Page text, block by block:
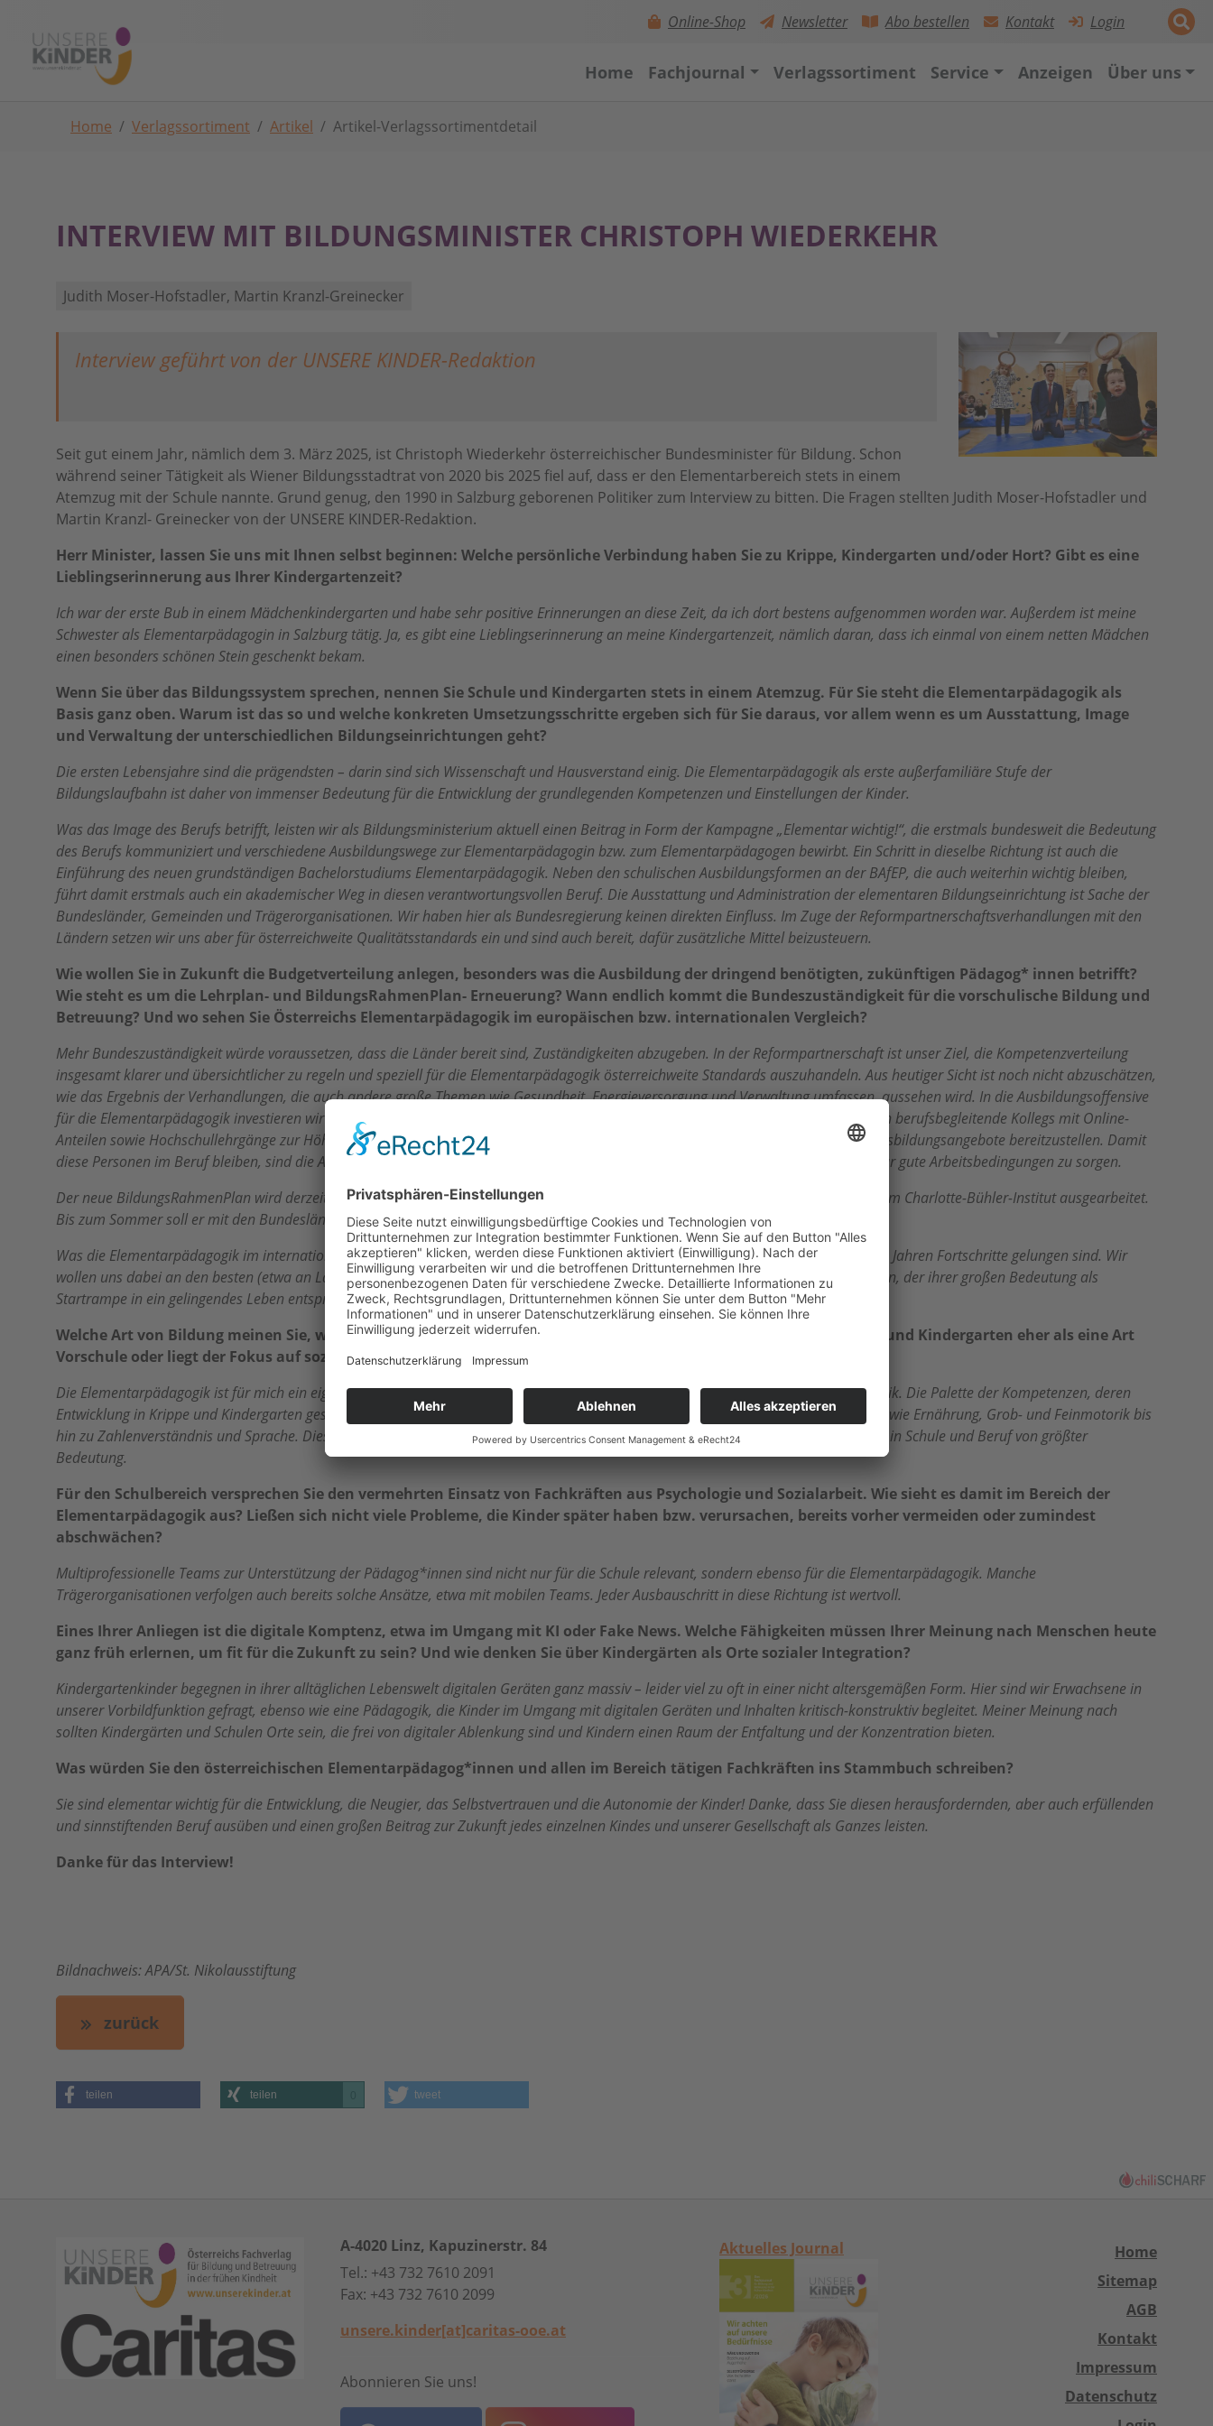
Skip to main navigation
Zum Hauptinhalt springen
Skip to page footer
Online-Shop Newsletter Abo bestellen Kontakt Login
Home Fachjournal Verlagssortiment Service Anzeigen Über uns
Home Verlagssortiment Artikel Artikel-Verlagssortimentdetail
INTERVIEW MIT BILDUNGSMINISTER CHRISTOPH WIEDERKEHR
Judith Moser-Hofstadler, Martin Kranzl-Greinecker
Interview geführt von der UNSERE KINDER-Redaktion
Seit gut einem Jahr, nämlich dem 3. März 2025, ist Christoph Wiederkehr österreichischer Bundesminister für Bildung. Schon
während seiner Tätigkeit als Wiener Bildungsstadtrat von 2020 bis 2025 fiel auf, dass er den Elementarbereich stets in einem
Atemzug mit der Schule nannte. Grund genug, den 1990 in Salzburg geborenen Politiker zum Interview zu bitten. Die Fragen stellten Judith Moser-Hofstadler und
Martin Kranzl- Greinecker von der UNSERE KINDER-Redaktion.
Herr Minister, lassen Sie uns mit Ihnen selbst beginnen: Welche persönliche Verbindung haben Sie zu Krippe, Kindergarten und/oder Hort? Gibt es eine
Lieblingserinnerung aus Ihrer Kindergartenzeit?
Ich war der erste Bub in einem Mädchenkindergarten und habe sehr positive Erinnerungen an diese Zeit, da ich dort bestens aufgenommen worden war. Außerdem ist meine
Schwester als Elementarpädagogin in Salzburg tätig. Ja, es gibt eine Lieblingserinnerung an meine Kindergartenzeit, nämlich daran, dass ich einmal von einem netten Mädchen
einen besonders schönen Stein geschenkt bekam.
Wenn Sie über das Bildungssystem sprechen, nennen Sie Schule und Kindergarten stets in einem Atemzug. Für Sie steht die Elementarpädagogik als
Basis ganz oben. Warum ist das so und welche konkreten Umsetzungsschritte ergeben sich für Sie daraus, vor allem wenn es um Ausstattung, Image
und Verwaltung der unterschiedlichen Bildungseinrichtungen geht?
Die ersten Lebensjahre sind die prägendsten – darin sind sich Wissenschaft und Hausverstand einig. Die Elementarpädagogik als erste außerfamiliäre Stufe der
Bildungslaufbahn ist daher von immenser Bedeutung für die Entwicklung der grundlegenden Kompetenzen und Einstellungen der Kinder.
Was das Image des Berufs betrifft, leisten wir als Bildungsministerium aktuell einen Beitrag in Form der Kampagne „Elementar wichtig!“, die erstmals bundesweit die Bedeutung
des Berufs kommuniziert und verschiedene Ausbildungswege zur Elementarpädagogin bzw. zum Elementarpädagogen bewirbt. Ein Schritt in dieselbe Richtung ist auch die
Einführung des neuen grundständigen Bachelorstudiums Elementarpädagogik. Neben den schulischen Ausbildungsformen an der BAfEP, die auch weiterhin wichtig bleiben,
führt damit erstmals auch ein akademischer Weg in diesen verantwortungsvollen Beruf. Die Ausstattung und Administration der elementaren Bildungseinrichtung ist Sache der
Bundesländer, Gemeinden und Trägerorganisationen. Wir haben hier als Bundesregierung keinen direkten Einfluss. Im Zuge der Reformpartnerschaftsverhandlungen mit den
Ländern setzen wir uns aber für österreichweite Qualitätsstandards ein und sind auch bereit, dafür zusätzliche Mittel beizusteuern.
Wie wollen Sie in Zukunft die Budgetverteilung anlegen, besonders was die Ausbildung der dringend benötigten, zukünftigen Pädagog* innen betrifft?
Wie steht es um die Lehrplan- und BildungsRahmenPlan- Erneuerung? Wann endlich kommt die Bundeszuständigkeit für die vorschulische Bildung und
Betreuung? Und wo sehen Sie Österreichs Elementarpädagogik im europäischen bzw. internationalen Vergleich?
Mehr Bundeszuständigkeit würde voraussetzen, dass die Länder bereit sind, Zuständigkeiten abzugeben. In der Reformpartnerschaft ist unser Ziel, die Kompetenzverteilung
insgesamt klarer und übersichtlicher zu regeln und speziell für die Elementarpädagogik österreichweite Standards auszuhandeln. Aus heutiger Sicht ist noch nicht abzuschätzen,
wie das Ergebnis der Verhandlungen, die auch andere große Themen wie Gesundheit, Energieversorgung und Verwaltung umfassen, aussehen wird. In die Ausbildungsoffensive
für die Elementarpädagogik investieren wir zehn Millionen Euro pro Jahr. Sie umfasst neben den Bachelorstudien unter anderem auch berufsbegleitende Kollegs mit Online-
Anteilen sowie Hochschullehrgänge zur Höherqualifikation von Assistenzkräften zu Fachkräften, um für alle Zielgruppen attraktive Ausbildungsangebote bereitzustellen. Damit
diese Personen im Beruf bleiben, sind die Arbeitgeber*innen – also Bundesländer, Gemeinden und Trägerorganisationen – gefragt, für gute Arbeitsbedingungen zu sorgen.
Der neue BildungsRahmenPlan wird derzeit, nach einer breit angelegten Umfrage und Dialogforen mit unterschiedlichen Gruppen, vom Charlotte-Bühler-Institut ausgearbeitet.
Bis zum Sommer soll er mit den Bundesländern abgestimmt und anschließend beschlossen werden.
Was die Elementarpädagogik im internationalen Vergleich betrifft, so hat Österreich noch großen Aufholbedarf, obwohl in den letzten Jahren Fortschritte gelungen sind. Wir
wollen uns dabei an den besten (etwa an Ländern in Nordeuropa) orientieren, um der elementaren Bildung jenen Stellenwert zu geben, der ihrer großen Bedeutung als
Startrampe in ein gelingendes Leben entspricht.
Welche Art von Bildung meinen Sie, wenn Sie elementarpädagogische Einrichtungen ansprechen? Sehen Sie Krippe und Kindergarten eher als eine Art
Vorschule oder liegt der Fokus auf sozialer und emotionaler Bildung?
Die Elementarpädagogik ist für mich ein eigenständiger Bildungsbereich mit eigener Identität, Berufshaltung und spezifischer Methodik. Die Palette der Kompetenzen, deren
Entwicklung in Krippe und Kindergarten gestärkt werden, ist äußerst vielfältig und reicht von sozial-emotionaler Bildung über Aspekte wie Ernährung, Grob- und Feinmotorik bis
hin zu Zahlenverständnis und Sprache. Dies alles ist für die Kinder in ihrer gegenwärtigen Lebenswelt als auch für ihren weiteren Weg in Schule und Beruf von größter
Bedeutung.
Für den Schulbereich versprechen Sie den vermehrten Einsatz von Fachkräften aus Psychologie und Sozialarbeit. Wie sieht es damit im Bereich der
Elementarpädagogik aus? Ließen sich nicht viele Probleme, die Kinder später haben bzw. verursachen, bereits vorher vermeiden oder zumindest
abschwächen?
Multiprofessionelle Teams zur Unterstützung der Pädagog*innen sind nicht nur für die Schule relevant, sondern ebenso für die Elementarpädagogik. Manche
Trägerorganisationen verfolgen auch bereits solche Ansätze, etwa mit mobilen Teams. Jeder Ausbauschritt in diese Richtung ist wertvoll.
Eines Ihrer Anliegen ist die digitale Komptenz, etwa im Umgang mit KI oder Fake News. Welche Fähigkeiten müssen Ihrer Meinung nach Menschen heute
ganz früh erlernen, um fit für die Zukunft zu sein? Und wie denken Sie über Kindergärten als Orte sozialer Integration?
Kindergartenkinder begegnen in ihrer alltäglichen Lebenswelt digitalen Geräten ganz massiv – leider viel zu oft in einer nicht altersgemäßen Form. Hier sind wir Erwachsene in
unserer Vorbildfunktion gefragt, ebenso wie eine Pädagogik, die Kinder im Umgang mit digitalen Geräten und Inhalten kritisch-konstruktiv begleitet. Meiner Meinung nach
sollten Kindergärten und Schulen Orte sein, die frei von digitaler Ablenkung sind und Kindern einen Raum der Entfaltung und der Konzentration bieten.
Was würden Sie den österreichischen Elementarpädagog*innen und allen im Bereich tätigen Fachkräften ins Stammbuch schreiben?
Sie sind elementar wichtig für die Entwicklung, die Neugier, das Selbstvertrauen und die Autonomie der Kinder! Danke, dass Sie diesen herausfordernden, aber auch erfüllenden
und sinnstiftenden Beruf ausüben und einen großen Beitrag zur Zukunft jedes einzelnen Kindes und unserer Gesellschaft als Ganzes leisten.
Danke für das Interview!
Bildnachweis: APA/St. Nikolausstiftung
zurück
teilen teilen tweet
A-4020 Linz, Kapuzinerstr. 84
Tel.: +43 732 7610 2091
Fax: +43 732 7610 2099
unsere.kinder[at]caritas-ooe.at
Abonnieren Sie uns!
Aktuelles Journal
Home
Sitemap
AGB
Kontakt
Impressum
Datenschutz